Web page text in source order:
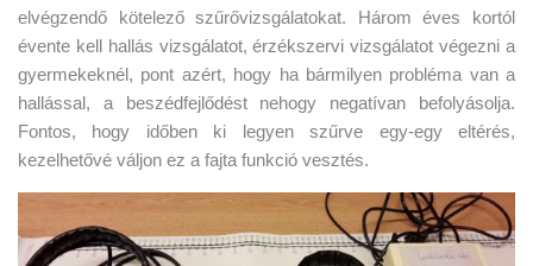
elvégzendő kötelező szűrővizsgálatokat. Három éves kortól
évente kell hallás vizsgálatot, érzékszervi vizsgálatot végezni a
gyermekeknél, pont azért, hogy ha bármilyen probléma van a
hallással, a beszédfejlődést nehogy negatívan befolyásolja.
Fontos, hogy időben ki legyen szűrve egy-egy eltérés,
kezelhetővé váljon ez a fajta funkció vesztés.